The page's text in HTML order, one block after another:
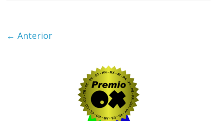
← Anterior